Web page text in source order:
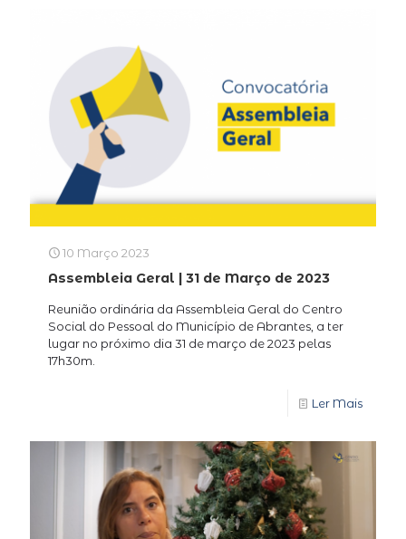
10 Março 2023
Assembleia Geral | 31 de Março de 2023
Reunião ordinária da Assembleia Geral do Centro
Social do Pessoal do Município de Abrantes, a ter
lugar no próximo dia 31 de março de 2023 pelas
17h30m.
Ler Mais